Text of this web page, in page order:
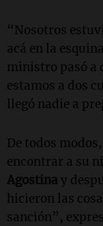
“Nosotros
acá en la
ministro pasó a
estamos a dos
llegó nadie a
De todos
encontrar a su
Agostina y
hicieron las
sanción”,